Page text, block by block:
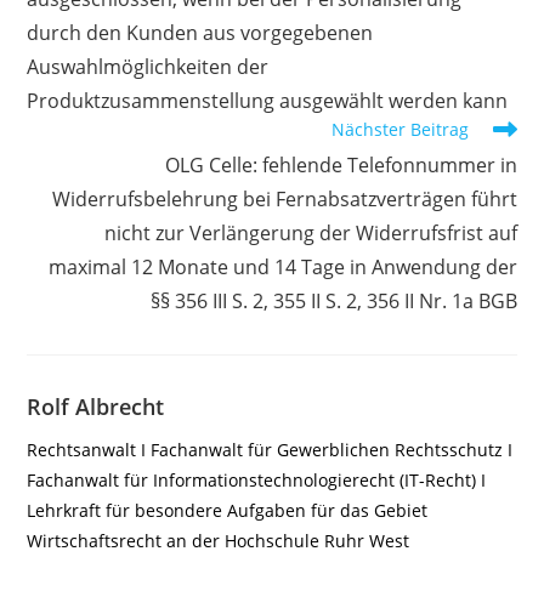
durch den Kunden aus vorgegebenen
Auswahlmöglichkeiten der
Produktzusammenstellung ausgewählt werden kann
Nächster Beitrag
OLG Celle: fehlende Telefonnummer in
Widerrufsbelehrung bei Fernabsatzverträgen führt
nicht zur Verlängerung der Widerrufsfrist auf
maximal 12 Monate und 14 Tage in Anwendung der
§§ 356 III S. 2, 355 II S. 2, 356 II Nr. 1a BGB
Rolf Albrecht
Rechtsanwalt I Fachanwalt für Gewerblichen Rechtsschutz I
Fachanwalt für Informationstechnologierecht (IT-Recht) I
Lehrkraft für besondere Aufgaben für das Gebiet
Wirtschaftsrecht an der Hochschule Ruhr West